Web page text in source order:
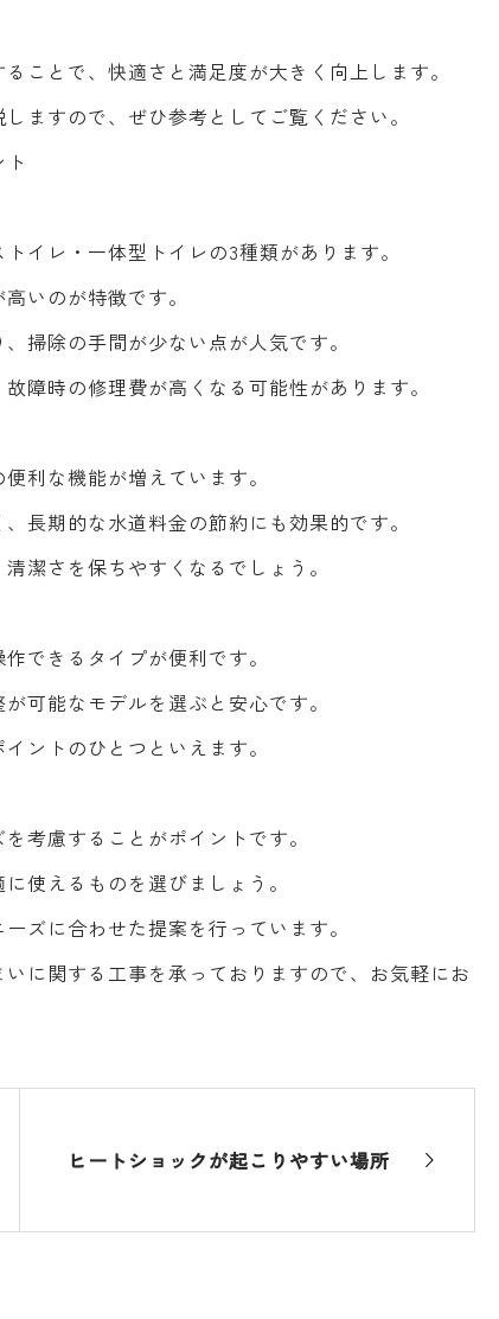
ことで、快適さと満足度が大きく向上します。
ますので、ぜひ参考としてご覧ください。
イレ・一体型トイレの3種類があります。
いのが特徴です。
掃除の手間が少ない点が人気です。
障時の修理費が高くなる可能性があります。
利な機能が増えています。
長期的な水道料金の節約にも効果的です。
潔さを保ちやすくなるでしょう。
できるタイプが便利です。
可能なモデルを選ぶと安心です。
ントのひとつといえます。
考慮することがポイントです。
使えるものを選びましょう。
ズに合わせた提案を行っています。
に関する工事を承っておりますので、お気軽にお
ヒートショックが起こりやすい場所